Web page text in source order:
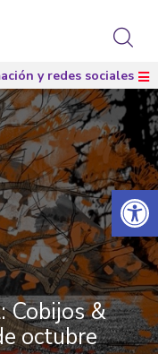
Abrir
y redes sociales
Cobijos &
octubre